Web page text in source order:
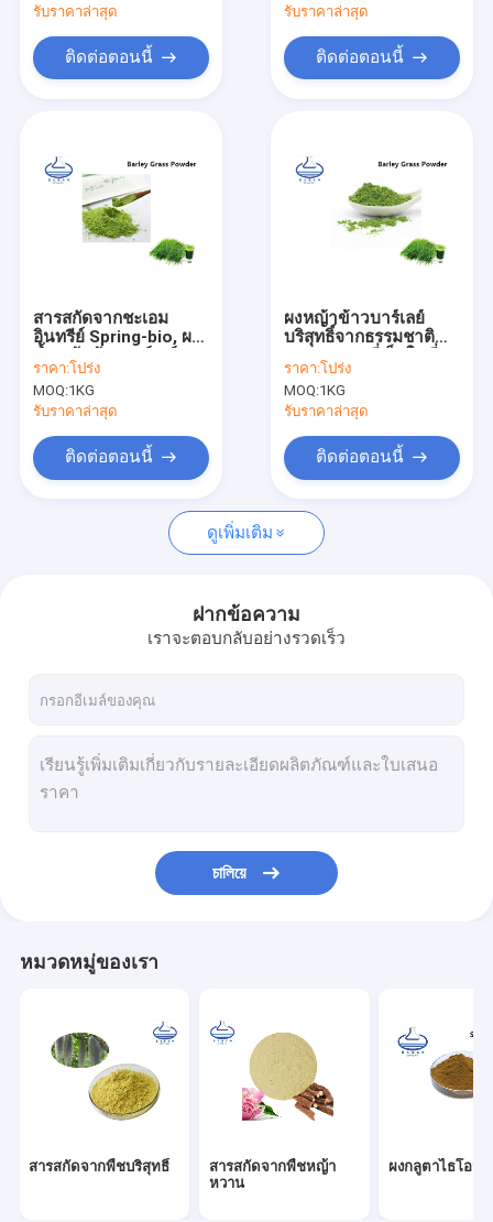
สินค้า
วิดีโอ
ควบคุมคุณภาพ
ติดต่อเรา
ขอใบเสนอราคา
สารสกัดจากพืชบริสุทธิ์
ผงกลูตาไธโอน
ผงแท็กซี่โฟลิน
แอล เออร์โกไธโอนีน พาวเดอร์
ผงกรดคลอโรเจนิก
สารสกัดจากชะเอมอินทรีย์
ผงใยอาหาร
ผงให้ความหวาน
รับราคาล่าสุด
ติดต่อตอนนี้
รับราคาล่าสุด
ติดต่อตอนนี้
สารสกัดจากชะเอม
อินทรีย์ Spring-bio, ผง
น้ำหญ้าข้าวบาร์เลย์
สำหรับอาหารเพื่อ
สุขภาพ
ราคา:โปร่ง
MOQ:1KG
รับราคาล่าสุด
ติดต่อตอนนี้
ผงหญ้าข้าวบาร์เลย์
บริสุทธิ์จากธรรมชาติ
เกรดอาหารที่เก็บในที่
แห้งและเย็น
ราคา:โปร่ง
MOQ:1KG
รับราคาล่าสุด
ติดต่อตอนนี้
ดูเพิ่มเติม
ฝากข้อความ
เราจะตอบกลับอย่างรวดเร็ว
চালিয়ে
หมวดหมู่ของเรา
สารสกัดจากพืชบริสุทธิ์
สารสกัดจากพืชหญ้า
หวาน
ผงกลูตาไธโอน